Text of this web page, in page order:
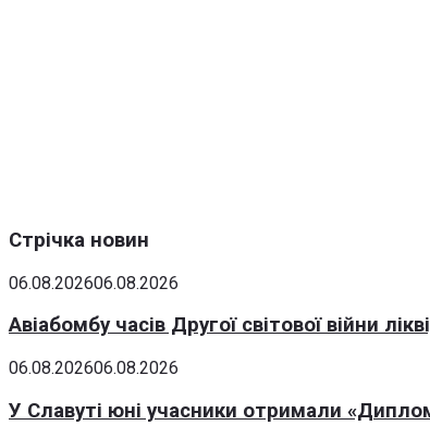
Стрічка новин
06.08.202606.08.2026
Авіабомбу часів Другої світової війни
06.08.202606.08.2026
У Славуті юні учасники отримали